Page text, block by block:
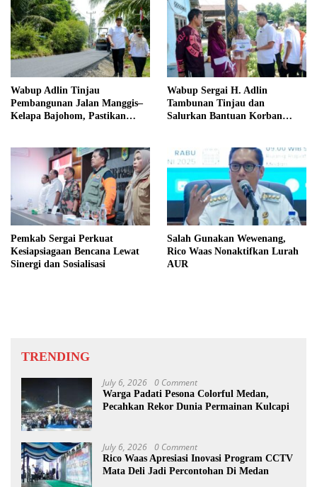
Wabup Adlin Tinjau
Pembangunan Jalan Manggis–
Kelapa Bajohom, Pastikan
Wabup Sergai H. Adlin
Tambunan Tinjau dan
Salurkan Bantuan Korban
Pemkab Sergai Perkuat
Kesiapsiagaan Bencana Lewat
Sinergi dan Sosialisasi
Salah Gunakan Wewenang,
Rico Waas Nonaktifkan Lurah
AUR
TRENDING
July 6, 2026 0 Comment
Warga Padati Pesona Colorful Medan,
Pecahkan Rekor Dunia Permainan Kulcapi
July 6, 2026 0 Comment
Rico Waas Apresiasi Inovasi Program CCTV
Mata Deli Jadi Percontohan Di Medan